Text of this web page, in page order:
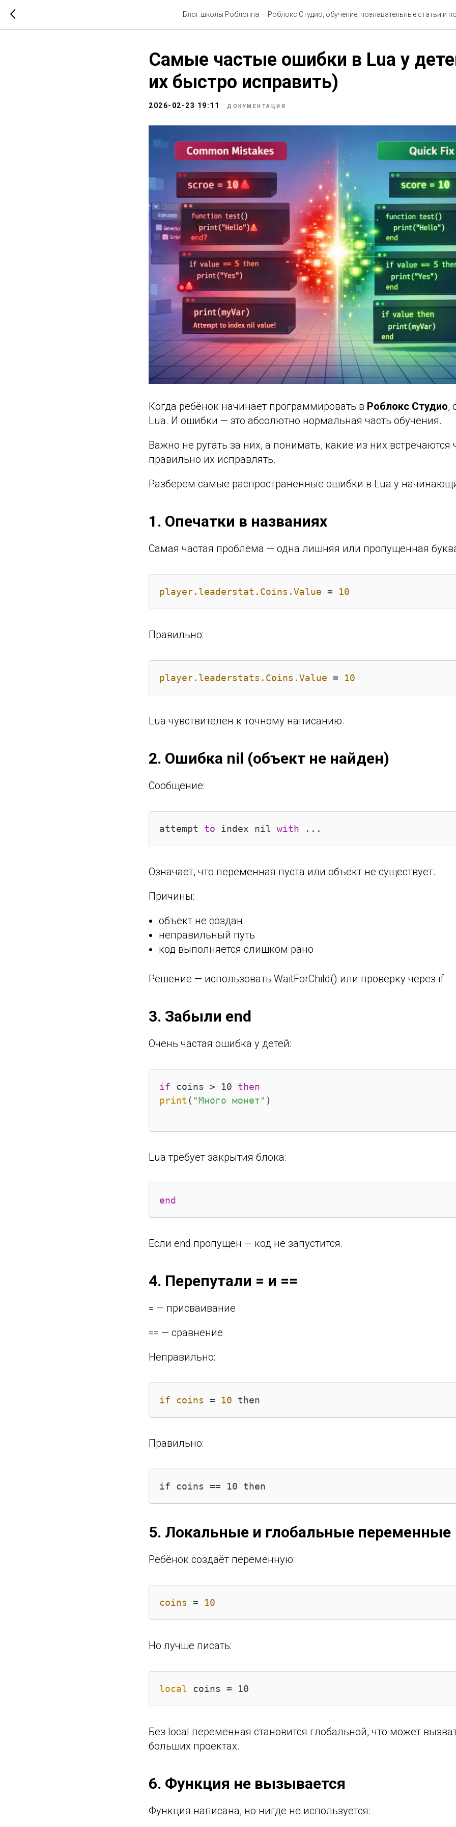
Блог школы Роблоппа — Роблокс Студио, обучение, познавательные статьи и
Самые частые ошибки в Lua у
их быстро исправить)
2026-02-23 19:11 ДОКУМЕНТАЦИЯ
Когда ребёнок начинает программировать в Роблокс Студио,
Lua. И ошибки — это абсолютно нормальная часть обучения.
Важно не ругать за них, а понимать, какие из них встречаются
правильно их исправлять.
Разберём самые распространённые ошибки в Lua у
1. Опечатки в названиях
Самая частая проблема — одна лишняя или пропущенная
player.leaderstat.Coins.Value = 10
Правильно:
player.leaderstats.Coins.Value = 10
Lua чувствителен к точному написанию.
2. Ошибка nil (объект не найден)
Сообщение:
attempt to index nil with ...
Означает, что переменная пуста или объект не существует.
Причины:
объект не создан
неправильный путь
код выполняется слишком рано
Решение — использовать WaitForChild() или проверку через if.
3. Забыли end
Очень частая ошибка у детей:
if coins > 10 then
print ( "Много монет" )
Lua требует закрытия блока:
end
Если end пропущен — код не запустится.
4. Перепутали = и ==
= — присваивание
== — сравнение
Неправильно:
if coins = 10 then
Правильно:
if coins == 10 then
5. Локальные и глобальные переменные
Ребёнок создаёт переменную:
coins = 10
Но лучше писать:
local coins = 10
Без local переменная становится глобальной, что может
больших проектах.
6. Функция не вызывается
Функция написана, но нигде не используется: